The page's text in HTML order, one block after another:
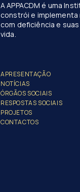
A APPACDM é uma
constrói e
com deficiência e
vida.
APRESENTAÇÃO
NOTÍCIAS
ÓRGÃOS SOCIAIS
RESPOSTAS SOCIAIS
PROJETOS
CONTACTOS